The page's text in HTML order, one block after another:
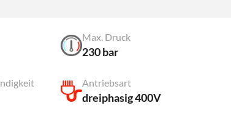
Max. Druck
230 bar
Antriebsart
dreiphasig 400V